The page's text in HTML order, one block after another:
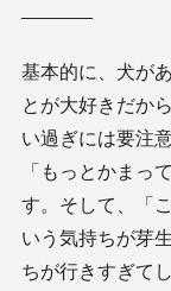
基本的に、犬が
とが大好きだか
い過ぎには要注
「もっとかまっ
す。そして、「
いう気持ちが芽
ちが行きすぎて